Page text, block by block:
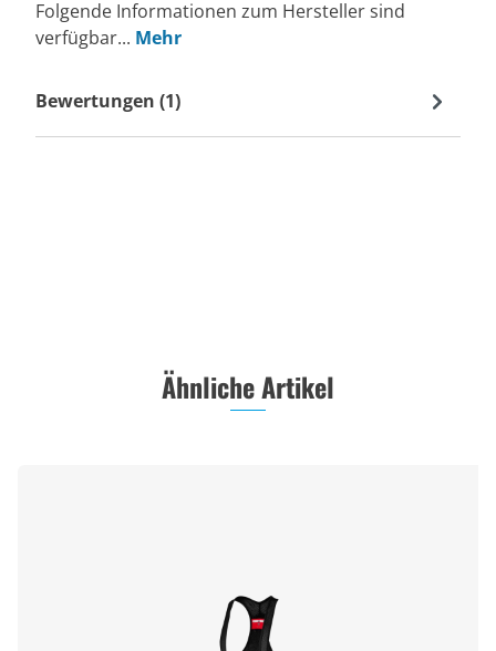
Folgende Informationen zum Hersteller sind
verfügbar... Mehr
Bewertungen (1)
Ähnliche Artikel